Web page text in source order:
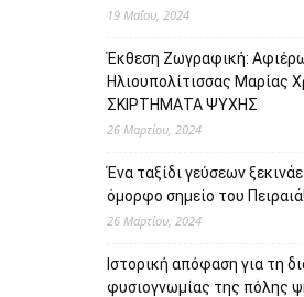
19 Μαΐου, 2024
Έκθεση Ζωγραφική:
Ηλιουπολίτισσας Μαρίας
ΣΚΙΡΤΗΜΑΤΑ ΨΥΧΗΣ
26 Μαρτίου, 2024
Ένα ταξίδι γεύσεων
όμορφο σημείο του Πειραιά!
26 Μαρτίου, 2024
Ιστορική απόφαση για τη
φυσιογνωμίας της πόλης